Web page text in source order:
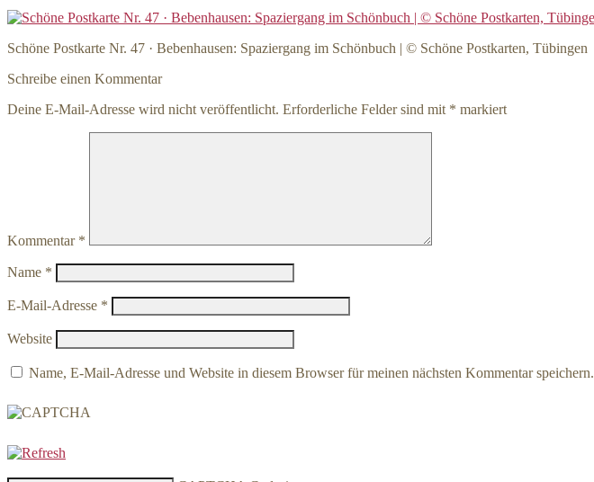
Schöne Postkarte Nr. 47 · Bebenhausen: Spaziergang im Schönbuch | © Schöne Postkarten, Tübingen
Schreibe einen Kommentar
Deine E-Mail-Adresse wird nicht veröffentlicht. Erforderliche Felder sind mit * markiert
Kommentar *
Name *
E-Mail-Adresse *
Website
Name, E-Mail-Adresse und Website in diesem Browser für meinen nächsten Kommentar speichern.